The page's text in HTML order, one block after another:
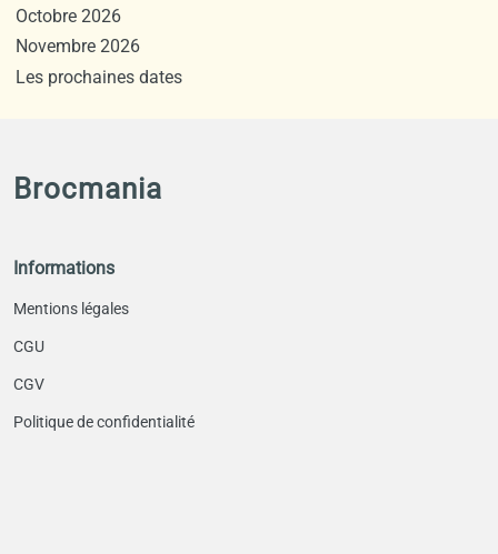
Octobre 2026
Novembre 2026
Les prochaines dates
Brocmania
Informations
Mentions légales
CGU
CGV
Politique de confidentialité